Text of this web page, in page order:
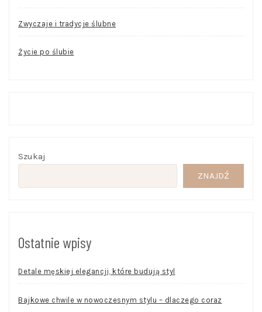
Zwyczaje i tradycje ślubne
Życie po ślubie
Szukaj
ZNAJDŹ
Ostatnie wpisy
Detale męskiej elegancji, które budują styl
Bajkowe chwile w nowoczesnym stylu – dlaczego coraz